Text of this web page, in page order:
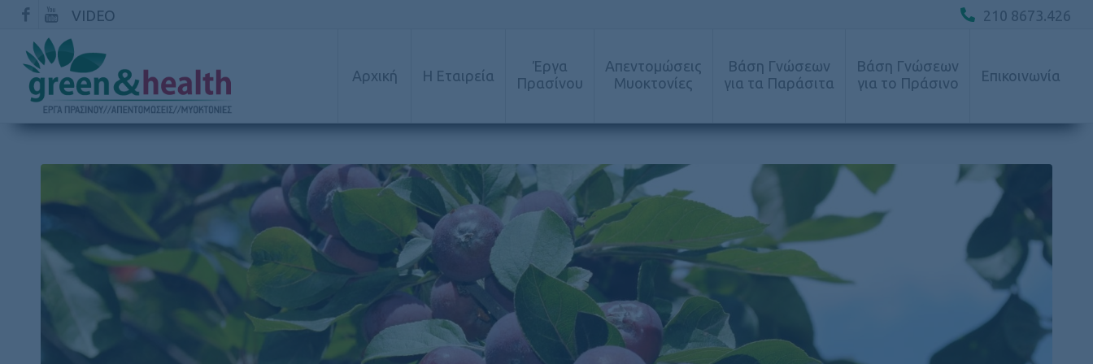
VIDEO 210 8673.426
Αρχική Η Εταιρεία
Έργα
Πρασίνου
Απεντομώσεις
Μυοκτονίες
Βάση Γνώσεων
για τα Παράσιτα
Βάση Γνώσεων
για το Πράσινο
Επικοινωνία